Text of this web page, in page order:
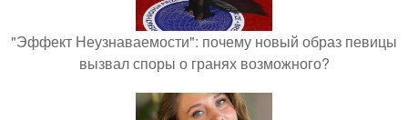
"Эффект Неузнаваемости": почему новый образ певицы
вызвал споры о гранях возможного?